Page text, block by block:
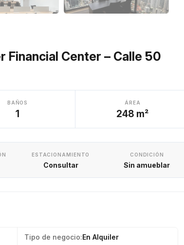
Financial Center – Calle 50
BAÑOS
1
ÁREA
248 m²
ESTACIONAMIENTO
Consultar
CONDICIÓN
Sin amueblar
Tipo de negocio:En Alquiler